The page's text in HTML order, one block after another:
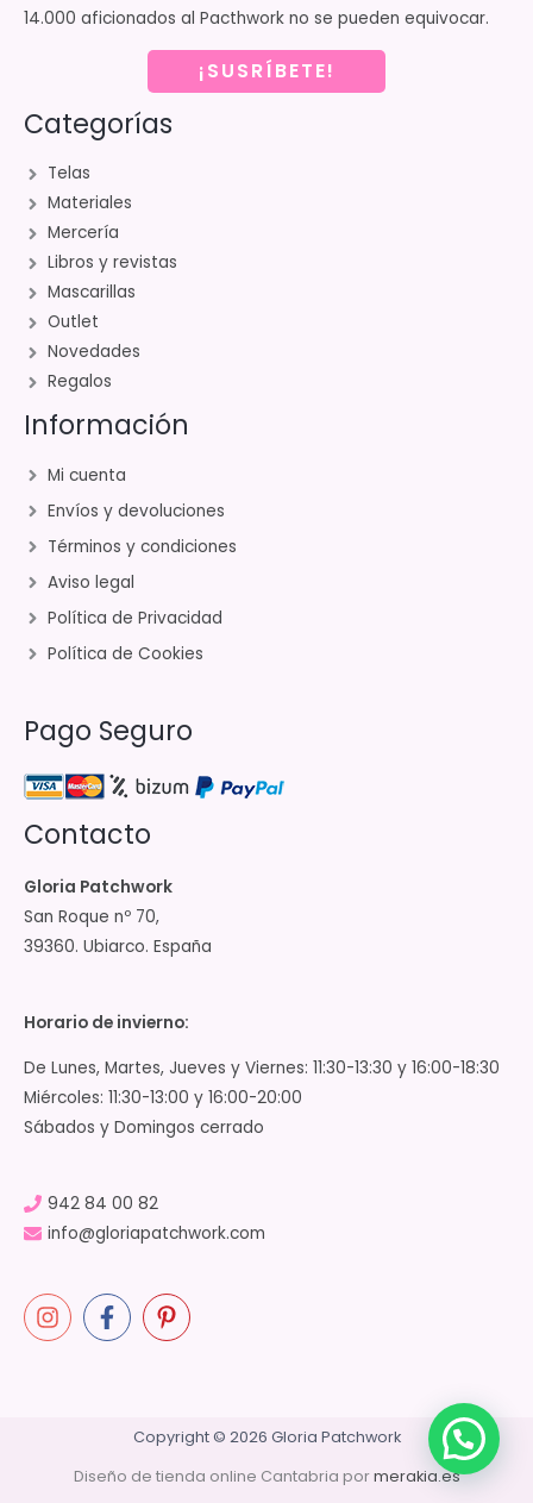
14.000 aficionados al Pacthwork no se pueden equivocar.
¡SUSRÍBETE!
Categorías
Telas
Materiales
Mercería
Libros y revistas
Mascarillas
Outlet
Novedades
Regalos
Información
Mi cuenta
Envíos y devoluciones
Términos y condiciones
Aviso legal
Política de Privacidad
Política de Cookies
Pago Seguro
Contacto
Gloria Patchwork
San Roque nº 70,
39360. Ubiarco. España
Horario de invierno:
De Lunes, Martes, Jueves y Viernes: 11:30-13:30 y 16:00-18:30
Miércoles: 11:30-13:00 y 16:00-20:00
Sábados y Domingos cerrado
942 84 00 82
info@gloriapatchwork.com
Copyright © 2026 Gloria Patchwork
Diseño de tienda online Cantabria pormerakia.es